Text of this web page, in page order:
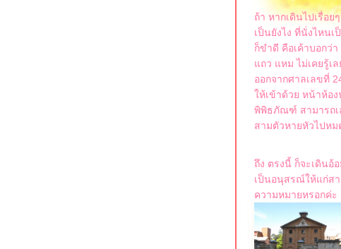
ถ้า หากเดินไปเรื่อ
เป็นยังไง ที่นั่งไหน
ก็ขำดี คือเค้าบอกว่
ถว แหม ไม่เคยรู้เล
ออกจากศาลเลขที่
ห้เข้าด้วย หน้าห้อง
พิพิธภัณฑ์ สามารถเ
สามตัวหายหัวไปหม
ถึง ตรงนี้ ก็จะเดิน
เป็นอนุสรณ์ให้แก่สา
ความหมายหรอกค่